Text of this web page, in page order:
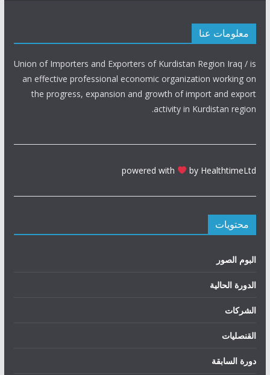
معلومات عنا
Union of Importers and Exporters of Kurdistan Region Iraq / is
an effective professional economic organization working on
the progress, expansion and growth of import and export
activity in Kurdistan region.
powered with by HealthtimeLtd
محتويات
البوم الصور
الدورة الحالیة
الشركات
القنصليات
دورة السابقة